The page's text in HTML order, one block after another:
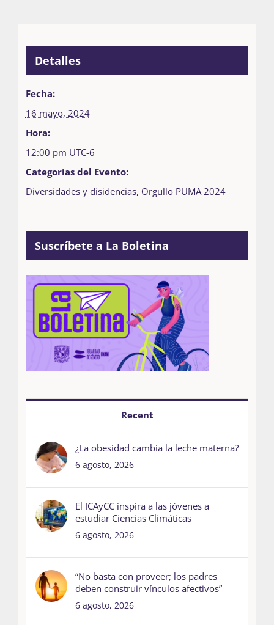
Detalles
Fecha:
16 mayo, 2024
Hora:
12:00 pm UTC-6
Categorías del Evento:
Diversidades y disidencias, Orgullo PUMA 2024
Suscríbete a La Boletina
Recent
¿La obesidad cambia la leche materna?
6 agosto, 2026
El ICAyCC inspira a las jóvenes a
estudiar Ciencias Climáticas
6 agosto, 2026
“No basta con proveer; los padres
deben construir vínculos afectivos”
6 agosto, 2026